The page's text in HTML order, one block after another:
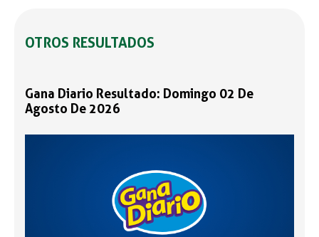
OTROS RESULTADOS
Gana Diario Resultado: Domingo 02 De
Agosto De 2026